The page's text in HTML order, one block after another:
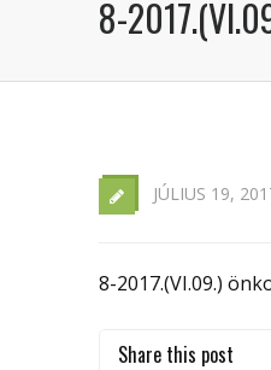
8-
JÚLIUS 19,
8-2017.(VI.09.)
Share this post